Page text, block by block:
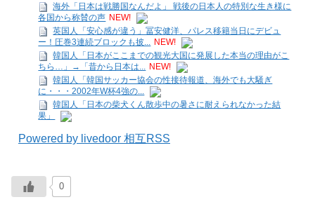
海外「日本は戦勝国なんだよ」 戦後の日本人の特別な生き様に
各国から称賛の声 NEW!
英国人「安心感が違う」冨安健洋、パレス移籍当日にデビュ
ー！圧巻3連続ブロックも披... NEW!
韓国人「日本がここまでの観光大国に発展した本当の理由がこ
ちら…」→「昔から日本は... NEW!
韓国人「韓国サッカー協会の性接待報道、海外でも大騒ぎ
に・・・2002年W杯4強の...
韓国人「日本の柴犬くん散歩中の暑さに耐えられなかった結
果」
Powered by livedoor 相互RSS
0